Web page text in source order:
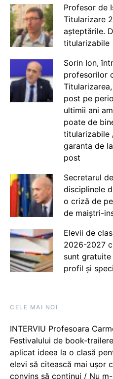
Profesor de
Titularizare
așteptările.
titularizabile
Sorin Ion,
profesorilor
post pe
ultimii ani
poate de
titularizabile
garanta de
post
Secretarul
disciplinele
o criză de
de maiștri-
Elevii de
2026-2027
sunt
profil și
CELE MAI NOI
INTERVIU Profesoara
Festivalului de book-
aplicat ideea la o clasă
elevi să citească mai ușor
convins să continui / Nu